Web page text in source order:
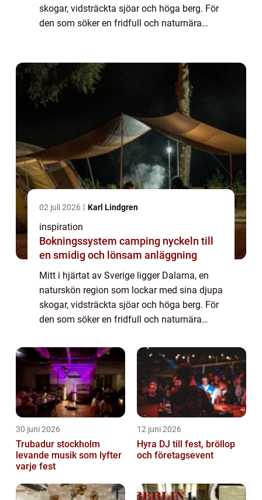
skogar, vidsträckta sjöar och höga berg. För
den som söker en fridfull och naturnära
02 juli 2026 Karl Lindgren
inspiration
Bokningssystem camping nyckeln till
en smidig och lönsam anläggning
Mitt i hjärtat av Sverige ligger Dalarna, en
naturskön region som lockar med sina djupa
skogar, vidsträckta sjöar och höga berg. För
den som söker en fridfull och naturnära
30 juni 2026
Trubadur stockholm
levande musik som lyfter
varje fest
12 juni 2026
Hyra DJ till fest, bröllop
och företagsevent